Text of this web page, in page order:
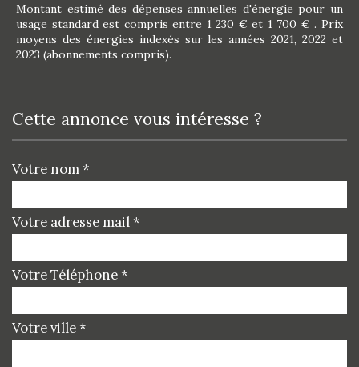
Montant estimé des dépenses annuelles d'énergie pour un
usage standard est compris entre 1 230 € et 1 700 € . Prix
moyens des énergies indexés sur les années 2021, 2022 et
2023 (abonnements compris).
cette annonce vous intéresse ?
Votre nom *
Votre adresse mail *
Votre Téléphone *
Votre ville *